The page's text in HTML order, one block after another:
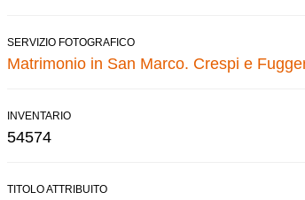
SERVIZIO FOTOGRAFICO
Matrimonio in San Marco. Crespi e
INVENTARIO
54574
TITOLO ATTRIBUITO